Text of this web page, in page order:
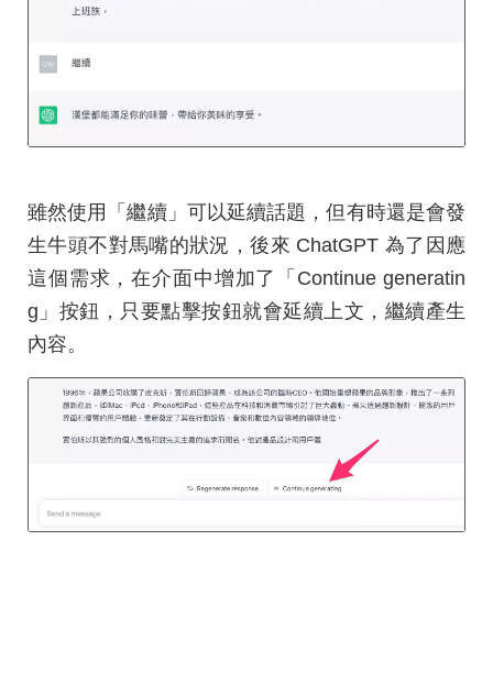
雖然使用「繼續」可以延續話題，但有時還是會發
生牛頭不對馬嘴的狀況，後來 ChatGPT 為了因應
這個需求，在介面中增加了「Continue generatin
g」按鈕，只要點擊按鈕就會延續上文，繼續產生
內容。